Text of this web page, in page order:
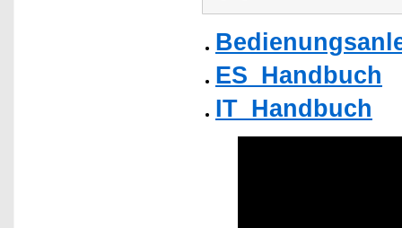
ES_Handbuch
IT_Handbuch